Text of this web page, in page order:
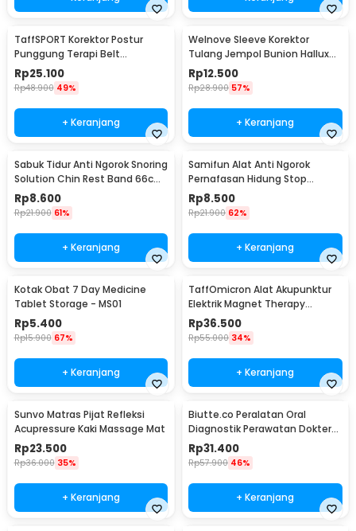
TaffSPORT Korektor Postur
Punggung Terapi Belt
Magnetic XL - T025
Rp25.100
Rp48.900 49%
+ Keranjang
Welnove Sleeve Korektor
Tulang Jempol Bunion Hallux
Orthotics - CSQ1408
Rp12.500
Rp28.900 57%
+ Keranjang
Sabuk Tidur Anti Ngorok Snoring
Solution Chin Rest Band 66cm
- 5582
Rp8.600
Rp21.900 61%
+ Keranjang
Samifun Alat Anti Ngorok
Pernafasan Hidung Stop
Snoring Air Purifier - MX-555
Rp8.500
Rp21.900 62%
+ Keranjang
Kotak Obat 7 Day Medicine
Tablet Storage - MS01
Rp5.400
Rp15.900 67%
+ Keranjang
TaffOmicron Alat Akupunktur
Elektrik Magnet Therapy
Battery - DF-618
Rp36.500
Rp55.000 34%
+ Keranjang
Sunvo Matras Pijat Refleksi
Acupressure Kaki Massage Mat
Rp23.500
Rp36.000 35%
+ Keranjang
Biutte.co Peralatan Oral
Diagnostik Perawatan Dokter
Gigi Dental 5in1 - 7CKQ01
Rp31.400
Rp57.900 46%
+ Keranjang